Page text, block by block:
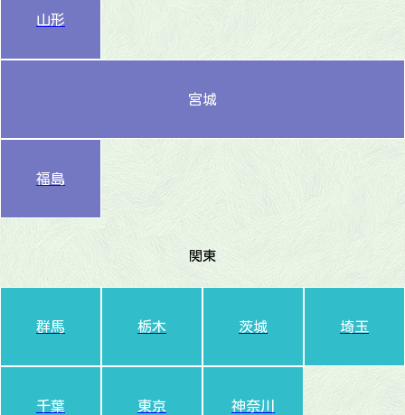
山形
宮城
福島
関東
群馬 栃木 茨城 埼玉
千葉 東京 神奈川